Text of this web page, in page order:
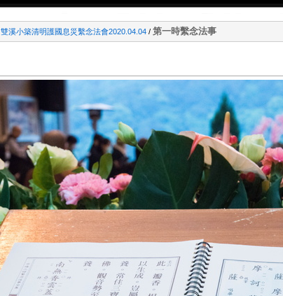
雙溪小築清明護國息災繫念法會2020.04.04 / 第一時繫念法事